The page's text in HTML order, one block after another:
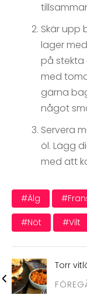
Skär upp
lager
på stekta
med
gärna
något
Servera
öl. Lägg
med att
#älg
#nöt #vilt
Torr